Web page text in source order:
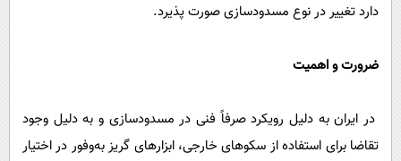
دارد تغییر در نوع مسدودسازی صورت پذیرد.
ضرورت و اهمیت
در ایران به دلیل رویکرد صرفاً فنی در مسدودسازی و به دلیل وجود
تقاضا برای استفاده از سکوهای خارجی، ابزارهای گریز به‌وفور در اختیار